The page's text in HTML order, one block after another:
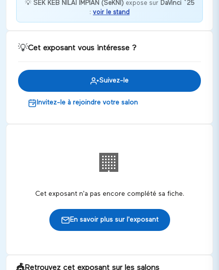
SELAMAT DATANG KE STESEN PINTAR (STEP). Untuk
maklumat lanjut boleh layari
Discuter
💡 SEK KEB NILAI IMPIAN (SeKNI) expose sur DaVinci `25
: voir le stand
💡Cet exposant vous intéresse ?
Suivez-le
Invitez-le à rejoindre votre salon
🏢
Cet exposant n'a pas encore complété sa fiche.
En savoir plus sur l'exposant
🎪Retrouvez cet exposant sur les salons